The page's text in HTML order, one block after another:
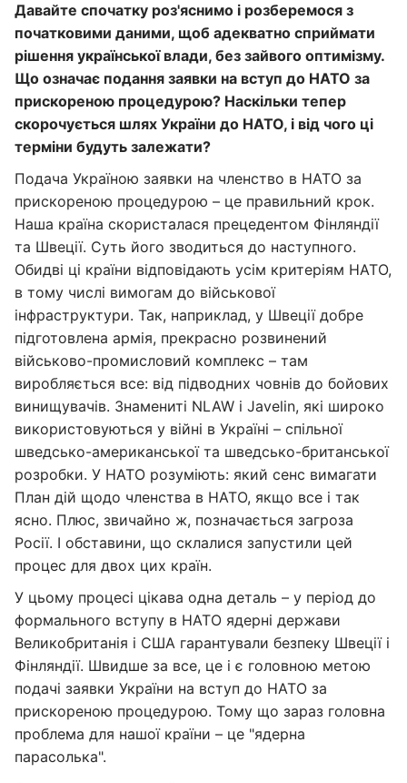
Давайте спочатку роз'яснимо і розберемося з
початковими даними, щоб адекватно сприймати
рішення української влади, без зайвого оптимізму.
Що означає подання заявки на вступ до НАТО за
прискореною процедурою? Наскільки тепер
скорочується шлях України до НАТО, і від чого ці
терміни будуть залежати?
Подача Україною заявки на членство в НАТО за
прискореною процедурою – це правильний крок.
Наша країна скористалася прецедентом Фінляндії
та Швеції. Суть його зводиться до наступного.
Обидві ці країни відповідають усім критеріям НАТО,
в тому числі вимогам до військової
інфраструктури. Так, наприклад, у Швеції добре
підготовлена армія, прекрасно розвинений
військово-промисловий комплекс – там
виробляється все: від підводних човнів до бойових
винищувачів. Знамениті NLAW і Javelin, які широко
використовуються у війні в Україні – спільної
шведсько-американської та шведсько-британської
розробки. У НАТО розуміють: який сенс вимагати
План дій щодо членства в НАТО, якщо все і так
ясно. Плюс, звичайно ж, позначається загроза
Росії. І обставини, що склалися запустили цей
процес для двох цих країн.
У цьому процесі цікава одна деталь – у період до
формального вступу в НАТО ядерні держави
Великобританія і США гарантували безпеку Швеції і
Фінляндії. Швидше за все, це і є головною метою
подачі заявки України на вступ до НАТО за
прискореною процедурою. Тому що зараз головна
проблема для нашої країни – це "ядерна
парасолька".